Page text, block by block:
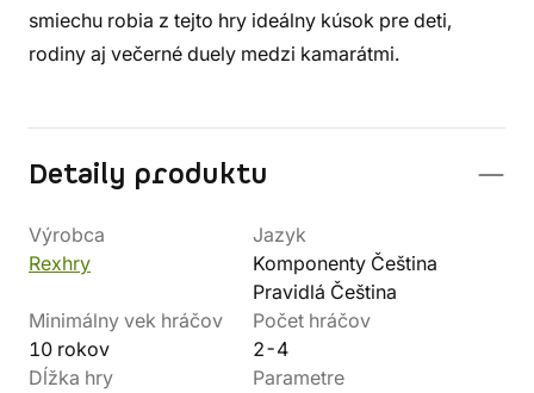
smiechu robia z tejto hry ideálny kúsok pre deti,
rodiny aj večerné duely medzi kamarátmi.
Detaily produktu
Výrobca
Rexhry
Jazyk
Komponenty Čeština
Pravidlá Čeština
Minimálny vek hráčov
10 rokov
Počet hráčov
2-4
Dĺžka hry
Parametre